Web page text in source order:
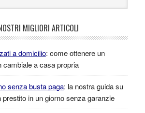
MIGLIORI ARTICOLI
a domicilio: come ottenere un
cambiale a casa propria
senza busta paga: la nostra guida su
in un giorno senza garanzie